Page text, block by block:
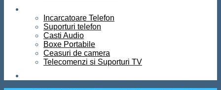
Incarcatoare Telefon
Suporturi telefon
Casti Audio
Boxe Portabile
Ceasuri de camera
Telecomenzi si Suporturi TV